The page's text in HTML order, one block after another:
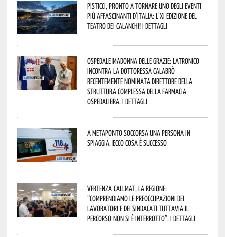
Pisticci, pronto a tornare uno degli eventi
più affascinanti d’Italia: l’XI edizione del
Teatro dei Calanchi! I dettagli
Ospedale Madonna delle Grazie: Latronico
incontra la dottoressa Calabrò
recentemente nominata Direttore della
Struttura Complessa della Farmacia
Ospedaliera. I dettagli
A Metaponto soccorsa una persona in
spiaggia. Ecco cosa è successo
Vertenza CallMat, la Regione:
“comprendiamo le preoccupazioni dei
lavoratori e dei sindacati tuttavia il
percorso non si è interrotto”. I dettagli